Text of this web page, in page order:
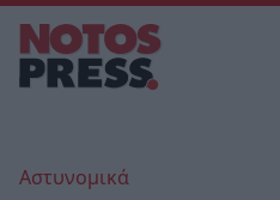
Αστυνομικά